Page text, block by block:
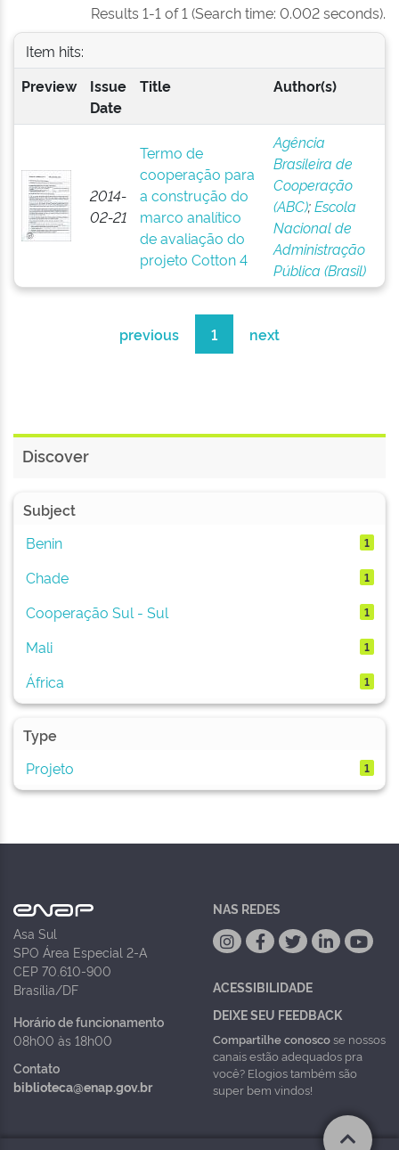
Results 1-1 of 1 (Search time: 0.002 seconds).
Item hits:
Preview
Issue
Date
Title Author(s)
2014-
02-21
Termo de
cooperação para
a construção do
marco analítico
de avaliação do
projeto Cotton 4
Agência
Brasileira de
Cooperação
(ABC);Escola
Nacional de
Administração
Pública (Brasil)
previous 1 next
Discover
Subject
Benin
1
Chade 1
Cooperação Sul - Sul 1
Mali 1
África 1
Type
Projeto
1
Asa Sul
SPO Área Especial 2-A
CEP 70.610-900
Brasília/DF
Horário de funcionamento
08h00 às 18h00
Contato
biblioteca@enap.gov.br
NAS REDES
ACESSIBILIDADE
DEIXE SEU FEEDBACK
Compartilhe conoscose nossos
canais estão adequados pra
você? Elogios também são
super bem vindos!